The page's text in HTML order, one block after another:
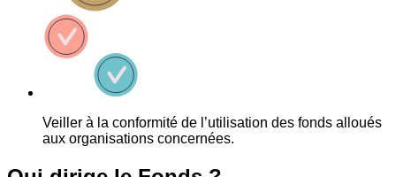
Veiller à la conformité de l’utilisation des fonds alloués
aux organisations concernées.